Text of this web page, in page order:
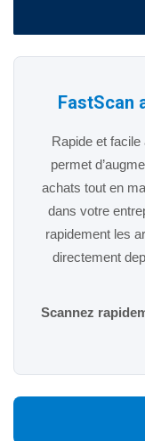
FastScan
Rapide et
permet
achats tout en
dans votre
rapidement les
directement
Scannez